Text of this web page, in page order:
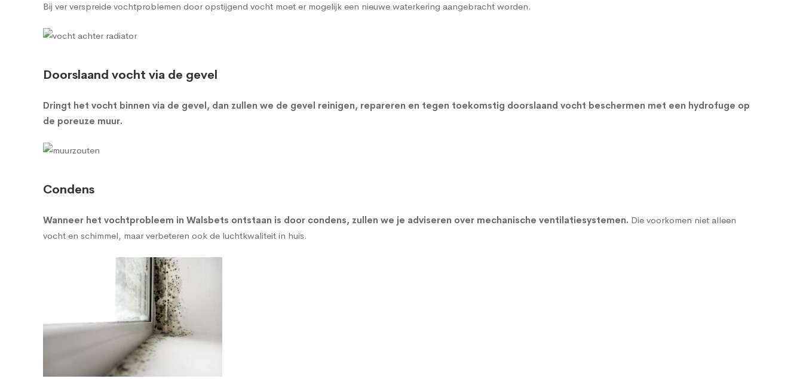
Bij ver verspreide vochtproblemen door opstijgend vocht moet er mogelijk een nieuwe waterkering aangebracht worden.
Doorslaand vocht via de gevel
Dringt het vocht binnen via de gevel, dan zullen we de gevel reinigen, repareren en tegen toekomstig doorslaand vocht beschermen met een hydrofuge op
de poreuze muur.
Condens
Wanneer het vochtprobleem in Walsbets ontstaan is door condens, zullen we je adviseren over mechanische ventilatiesystemen. Die voorkomen niet alleen
vocht en schimmel, maar verbeteren ook de luchtkwaliteit in huis.